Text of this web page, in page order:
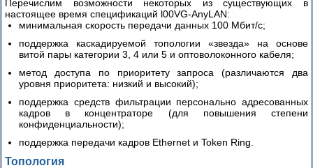
Перечислим возможности некоторых из существующих в
настоящее время спецификаций l00VG-AnyLAN:
минимальная скорость передачи данных 100 Мбит/с;
поддержка каскадируемой топологии «звезда» на основе
витой пары категории 3, 4 или 5 и оптоволоконного кабеля;
метод доступа по приоритету запроса (различаются два
уровня приоритета: низкий и высокий);
поддержка средств фильтрации персонально адресованных
кадров в концентраторе (для повышения степени
конфиденциальности);
поддержка передачи кадров Ethernet и Token Ring.
Топология